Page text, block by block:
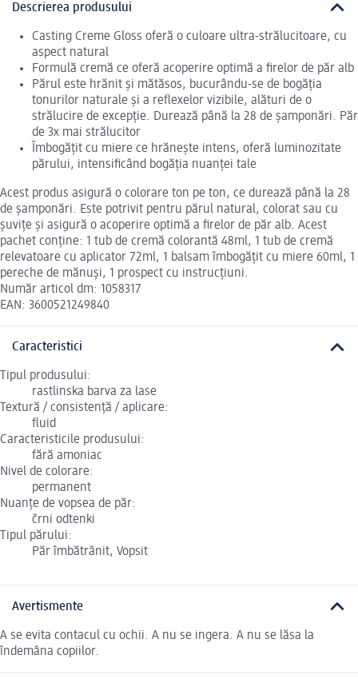
Descrierea produsului
Casting Creme Gloss oferă o culoare ultra-strălucitoare, cu
aspect natural
Formulă cremă ce oferă acoperire optimă a firelor de păr alb
Părul este hrănit și mătăsos, bucurându-se de bogăția
tonurilor naturale și a reflexelor vizibile, alături de o
strălucire de excepție. Durează până la 28 de șamponări. Păr
de 3x mai strălucitor
Îmbogățit cu miere ce hrănește intens, oferă luminozitate
părului, intensificând bogăția nuanței tale
Acest produs asigură o colorare ton pe ton, ce durează până la 28
de şamponări. Este potrivit pentru părul natural, colorat sau cu
şuviţe şi asigură o acoperire optimă a firelor de păr alb. Acest
pachet conţine: 1 tub de cremă colorantă 48ml, 1 tub de cremă
relevatoare cu aplicator 72ml, 1 balsam îmbogăţit cu miere 60ml, 1
pereche de mănuşi, 1 prospect cu instrucţiuni.
Număr articol dm: 1058317
EAN: 3600521249840
Caracteristici
Tipul produsului:
rastlinska barva za lase
Textură / consistență / aplicare:
fluid
Caracteristicile produsului:
fără amoniac
Nivel de colorare:
permanent
Nuanțe de vopsea de păr:
črni odtenki
Tipul părului:
Păr îmbătrânit, Vopsit
Avertismente
A se evita contacul cu ochii. A nu se ingera. A nu se lăsa la
îndemâna copiilor.